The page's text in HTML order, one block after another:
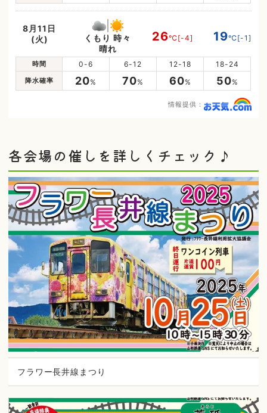
8月11日
(火)
くもり 時々
晴れ
26℃[-4] 19℃[-1]
時間 0-6 6-12 12-18 18-24
降水確率 20% 70% 60% 50%
情報提供：
各会場の催しを詳しくチェック♪
フラワー長井線まつり